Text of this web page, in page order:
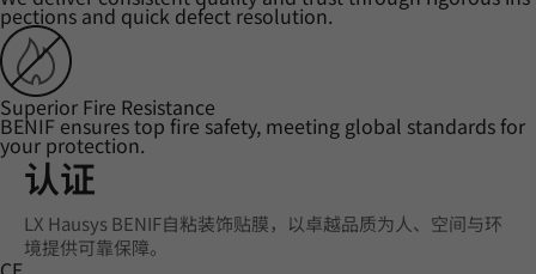
pections and quick defect resolution.
Superior Fire Resistance
BENIF ensures top fire safety, meeting global standards for
your protection.
认证
LX Hausys BENIF自粘装饰贴膜，以卓越品质为人、空间与环
境提供可靠保障。